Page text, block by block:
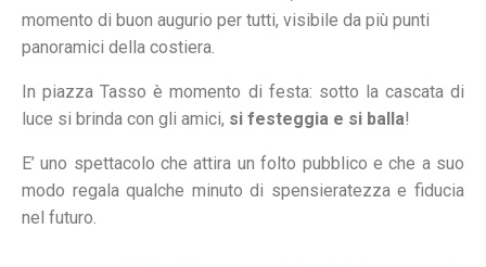
momento di buon augurio per tutti, visibile da più punti
panoramici della costiera.
In piazza Tasso è momento di festa: sotto la cascata di
luce si brinda con gli amici, si festeggia e si balla!
E’ uno spettacolo che attira un folto pubblico e che a suo
modo regala qualche minuto di spensieratezza e fiducia
nel futuro.